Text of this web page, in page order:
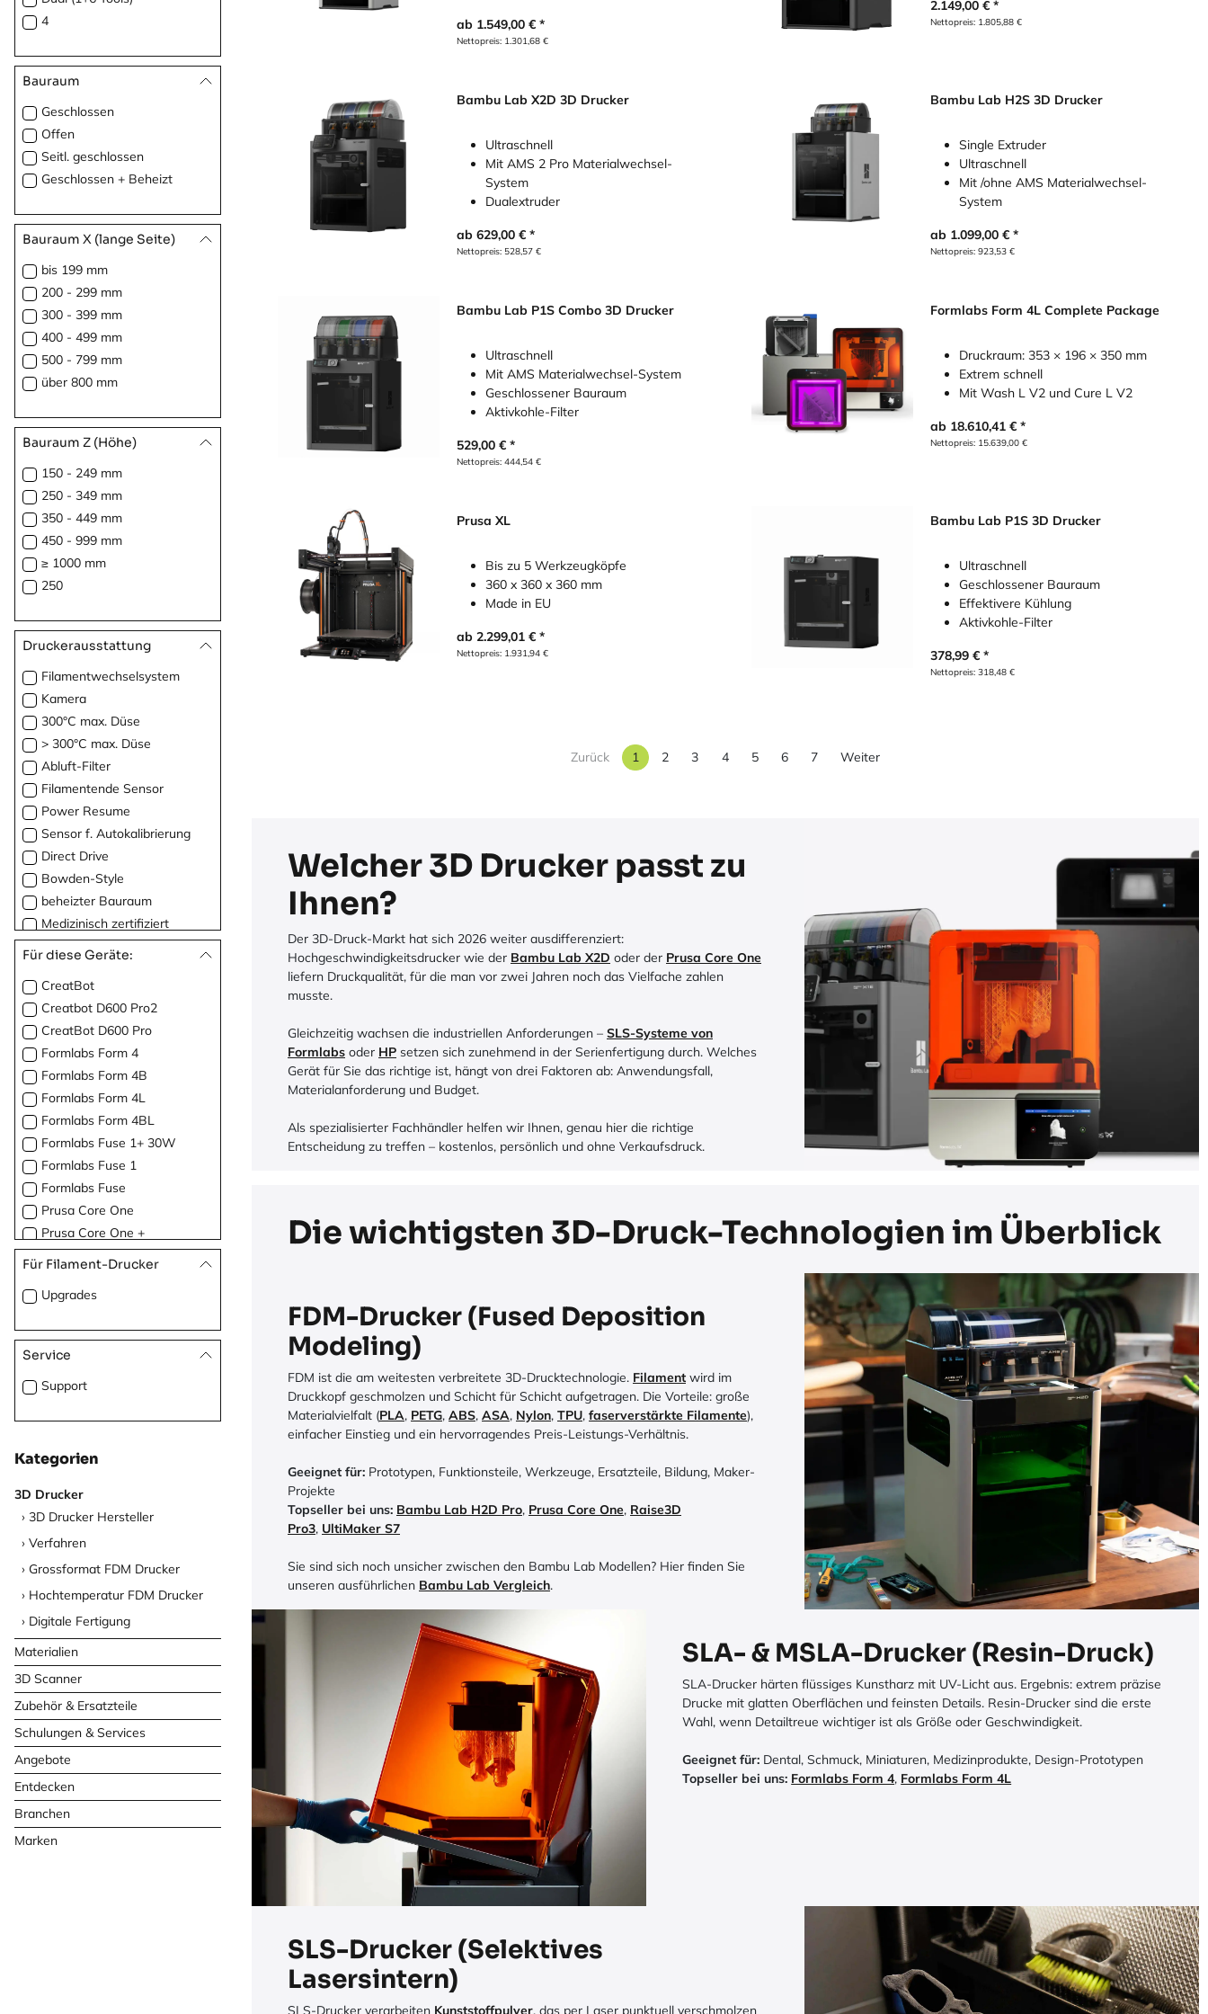
F7
P2S-Serie
F1
S1-Serie
MetalFab
4
Bauraum
Geschlossen
Offen
Seitl. geschlossen
Geschlossen + Beheizt
Bauraum X (lange Seite)
bis 199 mm
200 - 299 mm
300 - 399 mm
400 - 499 mm
500 - 799 mm
über 800 mm
Bauraum Z (Höhe)
150 - 249 mm
250 - 349 mm
350 - 449 mm
450 - 999 mm
≥ 1000 mm
250
Druckerausstattung
Filamentwechselsystem
Kamera
300°C max. Düse
> 300°C max. Düse
Abluft-Filter
Filamentende Sensor
Power Resume
Sensor f. Autokalibrierung
Direct Drive
Bowden-Style
beheizter Bauraum
Medizinisch zertifiziert
WLAN
Druckbett flexibel
Druckbett abnehmbar
Modulares System
Dental
Delta-Technologie
Laser
Für diese Geräte:
CreatBot
Creatbot D600 Pro2
CreatBot D600 Pro
Formlabs Form 4
Formlabs Form 4B
Formlabs Form 4L
Formlabs Form 4BL
Formlabs Fuse 1+ 30W
Formlabs Fuse 1
Formlabs Fuse
Prusa Core One
Prusa Core One +
Raise3D
Raise3D Pro3-Serie
Raise3D E2CF
Für Filament-Drucker
Upgrades
Service
Support
Kategorien
3D Drucker
3D Drucker Hersteller
Verfahren
Grossformat FDM Drucker
Hochtemperatur FDM Drucker
Digitale Fertigung
Materialien
3D Scanner
Zubehör & Ersatzteile
Schulungen & Services
Angebote
Entdecken
Branchen
Marken
ab 1.549,00 €
Nettopreis: 1.301,68 €
2.149,00 €
Nettopreis: 1.805,88 €
Bambu Lab X2D 3D Drucker
Ultraschnell
Mit AMS 2 Pro Materialwechsel-
System
Dualextruder
ab 629,00 €
Nettopreis: 528,57 €
Bambu Lab H2S 3D Drucker
Single Extruder
Ultraschnell
Mit /ohne AMS Materialwechsel-
System
ab 1.099,00 €
Nettopreis:923,53 €
Bambu Lab P1S Combo 3D Drucker
Ultraschnell
Mit AMS Materialwechsel-System
Geschlossener Bauraum
Aktivkohle-Filter
529,00 €
Nettopreis:444,54 €
Formlabs Form 4L Complete Package
Druckraum: 353 × 196 × 350 mm
Extrem schnell
Mit Wash L V2 und Cure L V2
ab 18.610,41 €
Nettopreis: 15.639,00 €
Prusa XL
Bis zu 5 Werkzeugköpfe
360 x 360 x 360 mm
Made in EU
ab 2.299,01 €
Nettopreis: 1.931,94 €
Bambu Lab P1S 3D Drucker
Ultraschnell
Geschlossener Bauraum
Effektivere Kühlung
Aktivkohle-Filter
378,99 €
Nettopreis:318,48 €
Zurück 1 2 3 4 5 6 7 Weiter
Welcher 3D Drucker passt zu
Ihnen?
Der 3D-Druck-Markt hat sich 2026 weiter ausdifferenziert:
Hochgeschwindigkeitsdrucker wie der Bambu Lab X2D oder der Prusa Core One
liefern Druckqualität, für die man vor zwei Jahren noch das Vielfache zahlen
musste.
Gleichzeitig wachsen die industriellen Anforderungen – SLS-Systeme von
Formlabs oder HP setzen sich zunehmend in der Serienfertigung durch. Welches
Gerät für Sie das richtige ist, hängt von drei Faktoren ab: Anwendungsfall,
Materialanforderung und Budget.
Als spezialisierter Fachhändler helfen wir Ihnen, genau hier die richtige
Entscheidung zu treffen – kostenlos, persönlich und ohne Verkaufsdruck.
Die wichtigsten 3D-Druck-Technologien im Überblick
FDM-Drucker (Fused Deposition
Modeling)
FDM ist die am weitesten verbreitete 3D-Drucktechnologie. Filament wird im
Druckkopf geschmolzen und Schicht für Schicht aufgetragen. Die Vorteile: große
Materialvielfalt (PLA, PETG, ABS, ASA, Nylon, TPU, faserverstärkte Filamente),
einfacher Einstieg und ein hervorragendes Preis-Leistungs-Verhältnis.
Geeignet für: Prototypen, Funktionsteile, Werkzeuge, Ersatzteile, Bildung, Maker-
Projekte
Topseller bei uns: Bambu Lab H2D Pro, Prusa Core One, Raise3D
Pro3, UltiMaker S7
Sie sind sich noch unsicher zwischen den Bambu Lab Modellen? Hier finden Sie
unseren ausführlichen Bambu Lab Vergleich.
SLA- & MSLA-Drucker (Resin-Druck)
SLA-Drucker härten flüssiges Kunstharz mit UV-Licht aus. Ergebnis: extrem präzise
Drucke mit glatten Oberflächen und feinsten Details. Resin-Drucker sind die erste
Wahl, wenn Detailtreue wichtiger ist als Größe oder Geschwindigkeit.
Geeignet für: Dental, Schmuck, Miniaturen, Medizinprodukte, Design-Prototypen
Topseller bei uns: Formlabs Form 4, Formlabs Form 4L
SLS-Drucker (Selektives
Lasersintern)
SLS-Drucker verarbeiten Kunststoffpulver, das per Laser punktuell verschmolzen